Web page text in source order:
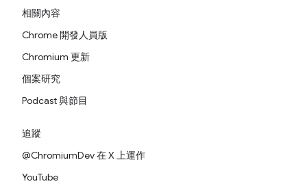
相關內容
Chrome 開發人員版
Chromium 更新
個案研究
Podcast 與節目
追蹤
@ChromiumDev 在 X 上運作
YouTube